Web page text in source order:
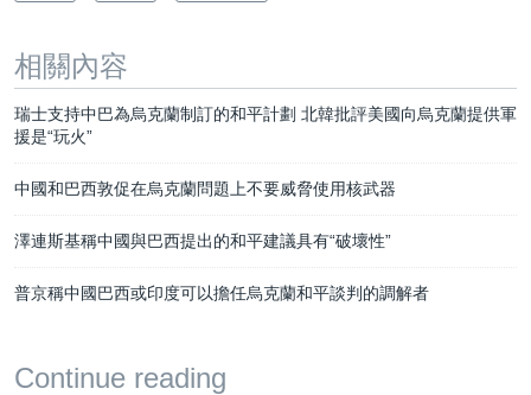
相關內容
瑞士支持中巴為烏克蘭制訂的和平計劃 北韓批評美國向烏克蘭提供軍
援是“玩火”
中國和巴西敦促在烏克蘭問題上不要威脅使用核武器
澤連斯基稱中國與巴西提出的和平建議具有“破壞性”
普京稱中國巴西或印度可以擔任烏克蘭和平談判的調解者
Continue reading